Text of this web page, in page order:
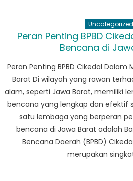
Uncategorized
Peran Penting BPBD
Bencana di
Peran Penting BPBD Cikedal Dalam
Barat Di wilayah yang rawan
alam, seperti Jawa Barat, memiliki
bencana yang lengkap dan efektif
satu lembaga yang berperan
bencana di Jawa Barat adalah
Bencana Daerah (BPBD)
merupakan